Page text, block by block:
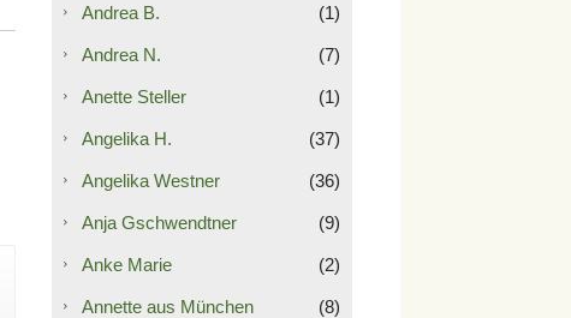
Andrea B. (1)
Andrea N. (7)
Anette Steller (1)
Angelika H. (37)
Angelika Westner (36)
Anja Gschwendtner (9)
Anke Marie (2)
Annette aus München (8)